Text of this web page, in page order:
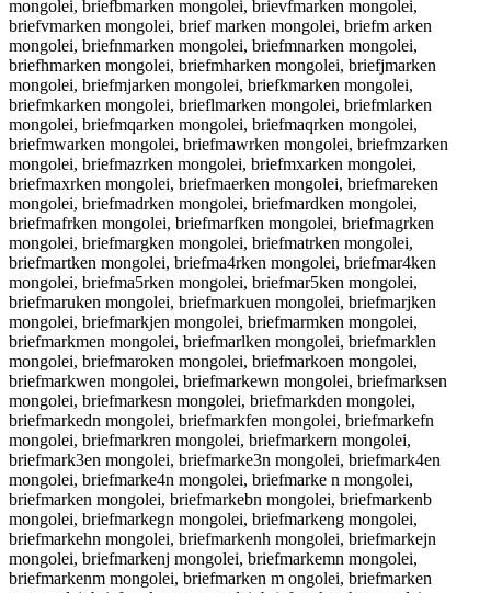
mongolei, briefbmarken mongolei, brievfmarken mongolei,
briefvmarken mongolei, brief marken mongolei, briefm arken
mongolei, briefnmarken mongolei, briefmnarken mongolei,
briefhmarken mongolei, briefmharken mongolei, briefjmarken
mongolei, briefmjarken mongolei, briefkmarken mongolei,
briefmkarken mongolei, brieflmarken mongolei, briefmlarken
mongolei, briefmqarken mongolei, briefmaqrken mongolei,
briefmwarken mongolei, briefmawrken mongolei, briefmzarken
mongolei, briefmazrken mongolei, briefmxarken mongolei,
briefmaxrken mongolei, briefmaerken mongolei, briefmareken
mongolei, briefmadrken mongolei, briefmardken mongolei,
briefmafrken mongolei, briefmarfken mongolei, briefmagrken
mongolei, briefmargken mongolei, briefmatrken mongolei,
briefmartken mongolei, briefma4rken mongolei, briefmar4ken
mongolei, briefma5rken mongolei, briefmar5ken mongolei,
briefmaruken mongolei, briefmarkuen mongolei, briefmarjken
mongolei, briefmarkjen mongolei, briefmarmken mongolei,
briefmarkmen mongolei, briefmarlken mongolei, briefmarklen
mongolei, briefmaroken mongolei, briefmarkoen mongolei,
briefmarkwen mongolei, briefmarkewn mongolei, briefmarksen
mongolei, briefmarkesn mongolei, briefmarkden mongolei,
briefmarkedn mongolei, briefmarkfen mongolei, briefmarkefn
mongolei, briefmarkren mongolei, briefmarkern mongolei,
briefmark3en mongolei, briefmarke3n mongolei, briefmark4en
mongolei, briefmarke4n mongolei, briefmarke n mongolei,
briefmarken mongolei, briefmarkebn mongolei, briefmarkenb
mongolei, briefmarkegn mongolei, briefmarkeng mongolei,
briefmarkehn mongolei, briefmarkenh mongolei, briefmarkejn
mongolei, briefmarkenj mongolei, briefmarkemn mongolei,
briefmarkenm mongolei, briefmarken m ongolei, briefmarken